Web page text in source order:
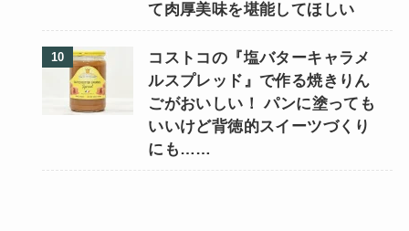
て肉厚美味を堪能してほしい
コストコの『塩バターキャラメ
ルスプレッド』で作る焼きりん
ごがおいしい！ パンに塗っても
いいけど背徳的スイーツづくり
にも……